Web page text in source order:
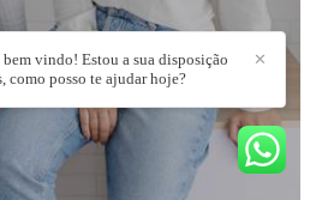
✕
bem vindo! Estou a sua disposição
como posso te ajudar hoje?